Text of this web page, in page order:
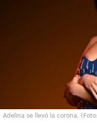
Adelina se llevó la corona.